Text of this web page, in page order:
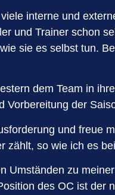
interne und
und Trainer schon
sie es selbst tun.
dem Team in
Vorbereitung der
und freue
zählt, so wie ich es
Umständen zu
des OC ist der